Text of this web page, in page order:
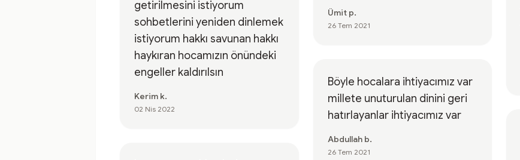
getirilmesini istiyorum
sohbetlerini yeniden dinlemek
istiyorum hakkı savunan hakkı
haykıran hocamızın önündeki
engeller kaldırılsın
Kerim k.
02 Nis 2022
Ümit p.
26 Tem 2021
Böyle hocalara ihtiyacımız var
millete unuturulan dinini geri
hatırlayanlar ihtiyacımız var
Abdullah b.
26 Tem 2021